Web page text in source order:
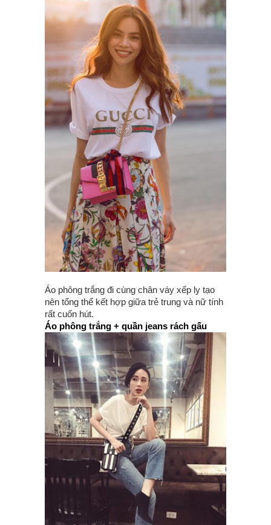
Áo phông trắng đi cùng chân váy xếp ly tạo
nên tổng thể kết hợp giữa trẻ trung và nữ tính
rất cuốn hút.
Áo phông trắng + quần jeans rách gấu